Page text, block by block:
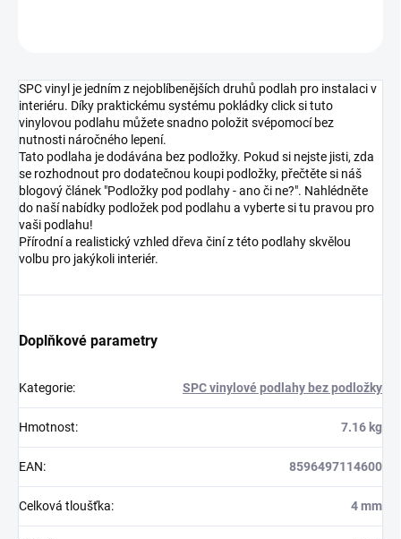
SPC vinyl je jedním z nejoblíbenějších druhů podlah pro instalaci v
interiéru. Díky praktickému systému pokládky click si tuto
vinylovou podlahu můžete snadno položit svépomocí bez
nutnosti náročného lepení.
Tato podlaha je dodávána bez podložky. Pokud si nejste jisti, zda
se rozhodnout pro dodatečnou koupi podložky, přečtěte si náš
blogový článek "Podložky pod podlahy - ano či ne?". Nahlédněte
do naší nabídky podložek pod podlahu a vyberte si tu pravou pro
vaši podlahu!
Přírodní a realistický vzhled dřeva činí z této podlahy skvělou
volbu pro jakýkoli interiér.
Doplňkové parametry
Kategorie: SPC vinylové podlahy bez podložky
Hmotnost: 7.16 kg
EAN: 8596497114600
Celková tloušťka: 4 mm